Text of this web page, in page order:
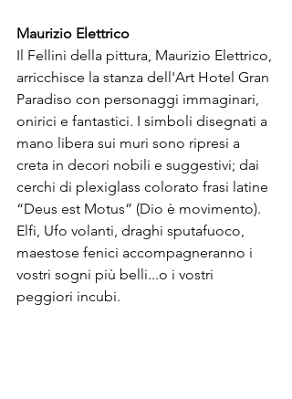
Maurizio Elettrico
Il Fellini della pittura, Maurizio Elettrico,
arricchisce la stanza dell'Art Hotel Gran
Paradiso con personaggi immaginari,
onirici e fantastici. I simboli disegnati a
mano libera sui muri sono ripresi a
creta in decori nobili e suggestivi; dai
cerchi di plexiglass colorato frasi latine
“Deus est Motus” (Dio è movimento).
Elfi, Ufo volanti, draghi sputafuoco,
maestose fenici accompagneranno i
vostri sogni più belli...o i vostri
peggiori incubi.